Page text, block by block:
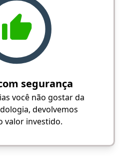
segurança
você não gostar da
devolvemos
valor investido.